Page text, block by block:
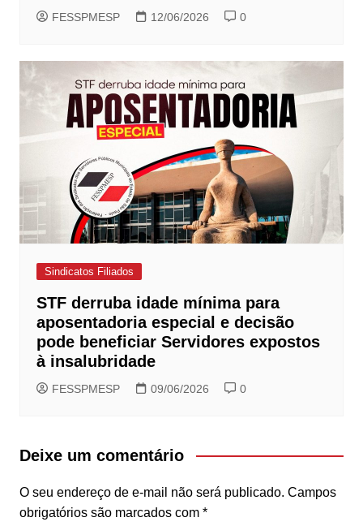
FESSPMESP 12/06/2026 0
Sindicatos Filiados
STF derruba idade mínima para
aposentadoria especial e decisão
pode beneficiar Servidores expostos
à insalubridade
FESSPMESP 09/06/2026 0
Deixe um comentário
O seu endereço de e-mail não será publicado. Campos
obrigatórios são marcados com *